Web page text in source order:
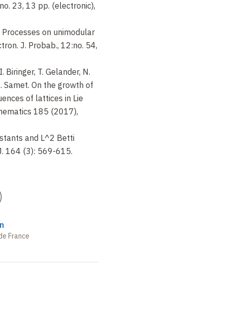
23, 13 pp. (electronic),
Processes on unimodular
J. Probab., 12:no. 54,
Biringer, T. Gelander, N.
Samet. On the growth of
of lattices in Lie
185 (2017),
and L^2 Betti
164 (3): 569-615.
France